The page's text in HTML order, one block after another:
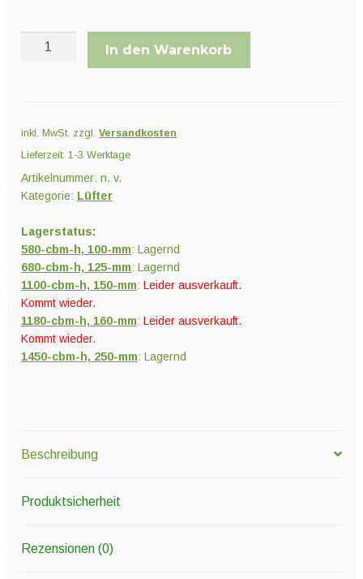
Rohrlüfter
In den Warenkorb
inkl. MwSt. zzgl. Versandkosten
Lieferzeit: 1-3 Werktage
Artikelnummer: n. v.
Kategorie: Lüfter
Lagerstatus:
580-cbm-h, 100-mm: Lagernd
680-cbm-h, 125-mm: Lagernd
1100-cbm-h, 150-mm: Leider ausverkauft.
Kommt wieder.
1180-cbm-h, 160-mm: Leider ausverkauft.
Kommt wieder.
1450-cbm-h, 250-mm: Lagernd
Beschreibung
Produktsicherheit
Rezensionen (0)